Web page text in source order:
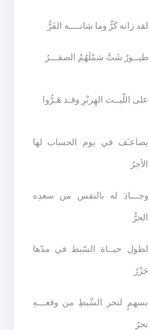
لقد زانه كَرٌّ وما شانــــه الفَرُّ
طيــورٌ شَتَّ شمْلَهُمُ الصقـــرُ
على اللّيــث الهِزبْرِ وقـد هَـرُّوا
يضاعـَف في يوم الحساب لها
الأجرُ
وجـــادَ له بالنفس من سعدِه
الحرُّ
لطول حيــاة السّبط في مدّها
جَزْرُ
بسهمٍ لنحر السِّبطِ من وقعـــهِ
نحرُ